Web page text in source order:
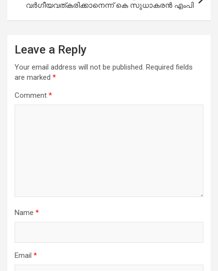
വര്‍ഗീയവത്കരിക്കാനെന്ന് കെ സുധാകരന്‍ എംപി
Leave a Reply
Your email address will not be published. Required fields
are marked *
Comment *
Name *
Email *